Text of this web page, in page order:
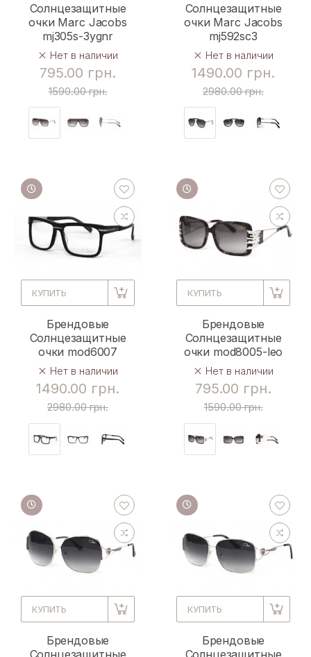
Солнцезащитные
очки Marc Jacobs
mj305s-3ygnr
Нет в наличии
795.00 грн.
1590.00 грн.
Солнцезащитные
очки Marc Jacobs
mj592sc3
Нет в наличии
1490.00 грн.
2980.00 грн.
КУПИТЬ
Брендовые
Солнцезащитные
очки mod6007
Нет в наличии
1490.00 грн.
2980.00 грн.
КУПИТЬ
Брендовые
Солнцезащитные
очки mod8005-leo
Нет в наличии
795.00 грн.
1590.00 грн.
КУПИТЬ
Брендовые
Солнцезащитные
КУПИТЬ
Брендовые
Солнцезащитные